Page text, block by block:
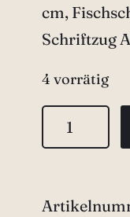
cm,
Schriftzug
4 vorrätig
l
a